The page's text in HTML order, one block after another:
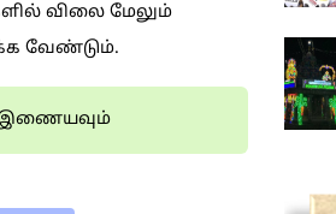
விலை மேலும்
வேண்டும்.